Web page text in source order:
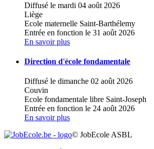
Diffusé le mardi 04 août 2026
Liège
Ecole maternelle Saint-Barthélemy
Entrée en fonction le 31 août 2026
En savoir plus
Direction d'école fondamentale
Diffusé le dimanche 02 août 2026
Couvin
Ecole fondamentale libre Saint-Joseph
Entrée en fonction le 24 août 2026
En savoir plus
© JobEcole ASBL